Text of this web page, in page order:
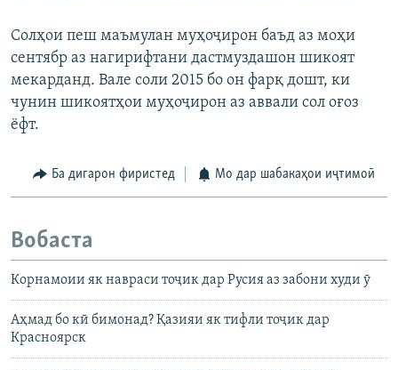
Солҳои пеш маъмулан муҳоҷирон баъд аз моҳи
сентябр аз нагирифтани дастмуздашон шикоят
мекарданд. Вале соли 2015 бо он фарқ дошт, ки
чунин шикоятҳои муҳоҷирон аз аввали сол оғоз
ёфт.
Ба дигарон фиристед Мо дар шабакаҳои иҷтимоӣ
Вобаста
Корнамоии як навраси тоҷик дар Русия аз забони худи ӯ
Аҳмад бо кӣ бимонад? Қазияи як тифли тоҷик дар
Красноярск